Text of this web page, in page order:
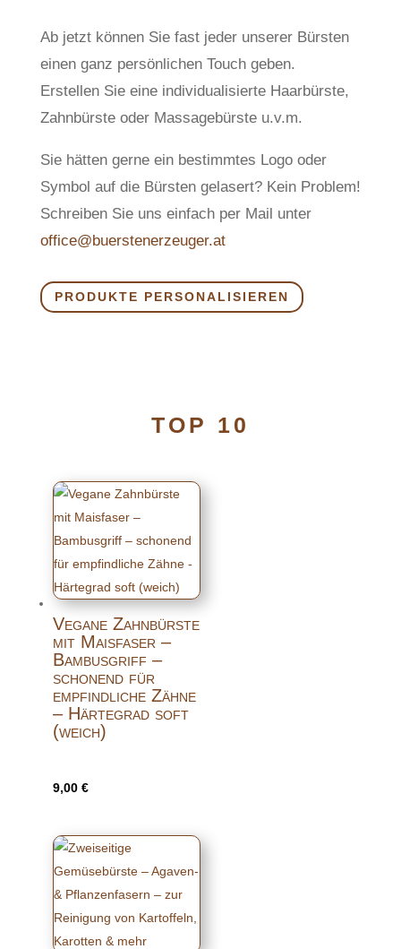
Ab jetzt können Sie fast jeder unserer Bürsten
einen ganz persönlichen Touch geben.
Erstellen Sie eine individualisierte Haarbürste,
Zahnbürste oder Massagebürste u.v.m.
Sie hätten gerne ein bestimmtes Logo oder
Symbol auf die Bürsten gelasert? Kein Problem!
Schreiben Sie uns einfach per Mail unter
office@buerstenerzeuger.at
PRODUKTE PERSONALISIEREN
TOP 10
Vegane Zahnbürste
mit Maisfaser –
Bambusgriff –
schonend für
empfindliche Zähne
– Härtegrad soft
(weich)
9,00 €